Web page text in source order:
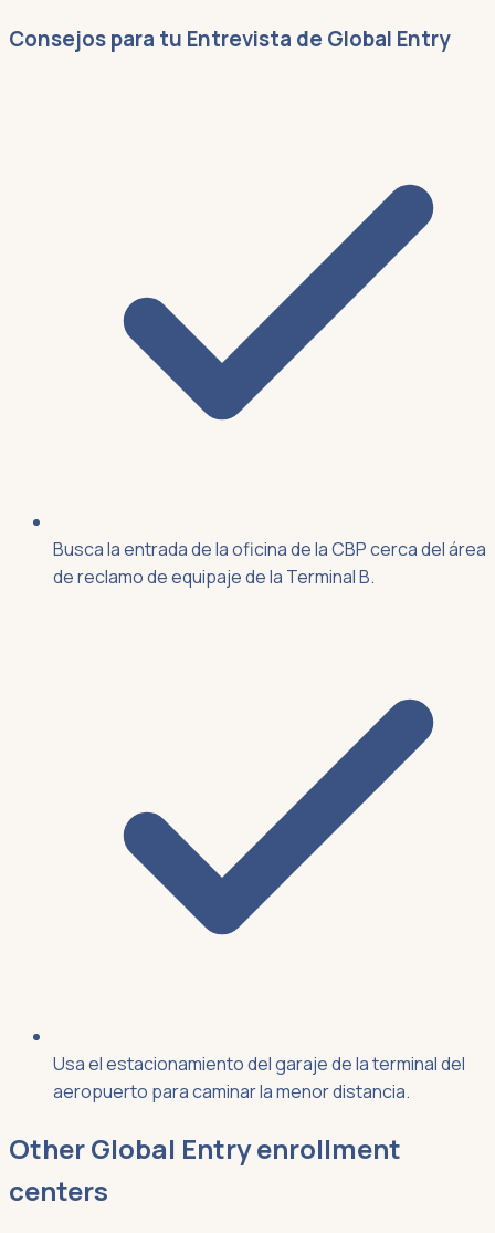
Consejos para tu Entrevista de Global Entry
Busca la entrada de la oficina de la CBP cerca del área
de reclamo de equipaje de la Terminal B.
Usa el estacionamiento del garaje de la terminal del
aeropuerto para caminar la menor distancia.
OtherGlobal Entryenrollment
centers